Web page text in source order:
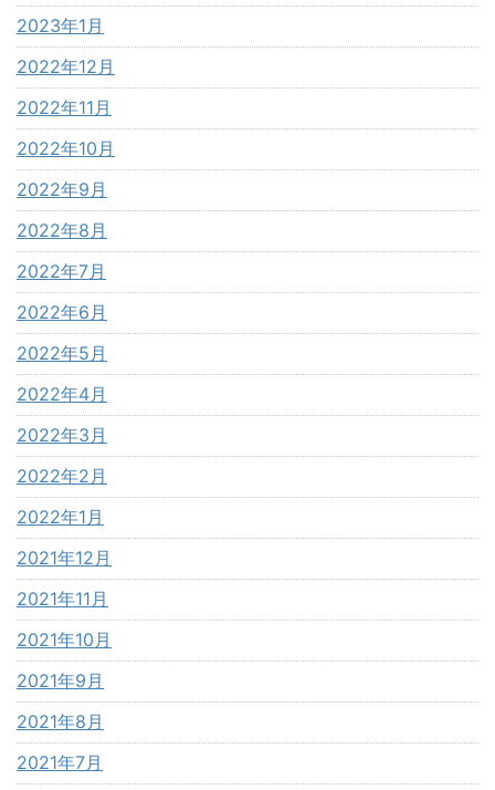
2023年1月
2022年12月
2022年11月
2022年10月
2022年9月
2022年8月
2022年7月
2022年6月
2022年5月
2022年4月
2022年3月
2022年2月
2022年1月
2021年12月
2021年11月
2021年10月
2021年9月
2021年8月
2021年7月